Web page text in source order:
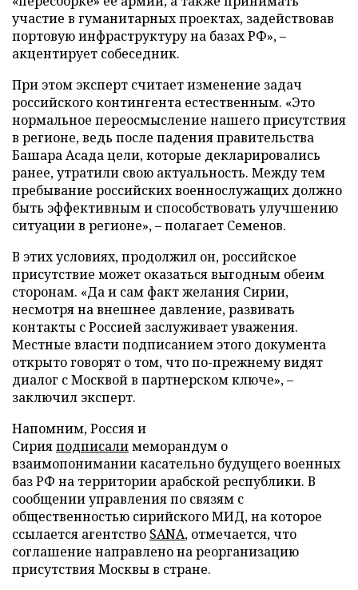
участие в гуманитарных проектах, задействовав
портовую инфраструктуру на базах РФ», –
акцентирует собеседник.
При этом эксперт считает изменение задач
российского контингента естественным. «Это
нормальное переосмысление нашего присутствия
в регионе, ведь после падения правительства
Башара Асада цели, которые декларировались
ранее, утратили свою актуальность. Между тем
пребывание российских военнослужащих должно
быть эффективным и способствовать улучшению
ситуации в регионе», – полагает Семенов.
В этих условиях, продолжил он, российское
присутствие может оказаться выгодным обеим
сторонам. «Да и сам факт желания Сирии,
несмотря на внешнее давление, развивать
контакты с Россией заслуживает уважения.
Местные власти подписанием этого документа
открыто говорят о том, что по-прежнему видят
диалог с Москвой в партнерском ключе», –
заключил эксперт.
Напомним, Россия и
Сирияподписалимеморандум о
взаимопонимании касательно будущего военных
баз РФ на территории арабской республики. В
сообщении управления по связям с
общественностью сирийского МИД, на которое
ссылается агентство SANA, отмечается, что
соглашение направлено на реорганизацию
присутствия Москвы в стране.